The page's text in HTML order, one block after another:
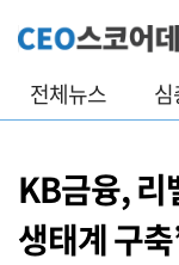
전체뉴스
KB금융, 리
생태계 구